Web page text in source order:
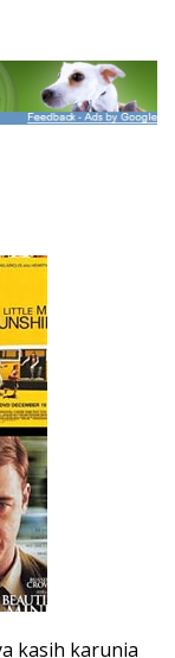
kasih karunia